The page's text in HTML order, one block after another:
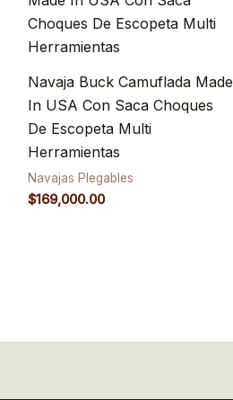
Navaja Buck Camuflada Made
In USA Con Saca Choques
De Escopeta Multi
Herramientas
Navajas Plegables
$169,000.00